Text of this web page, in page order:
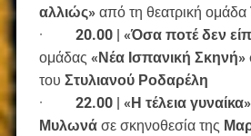
αλλιώς»από τη θεατρική ομάδα
· 20.00 | «Όσα ποτέ δεν
ομάδας «Νέα Ισπανική Σκηνή»
του Στυλιανού Ροδαρέλη
· 22.00 | «Η τέλεια γυναίκα»
Μυλωνάσε σκηνοθεσία της